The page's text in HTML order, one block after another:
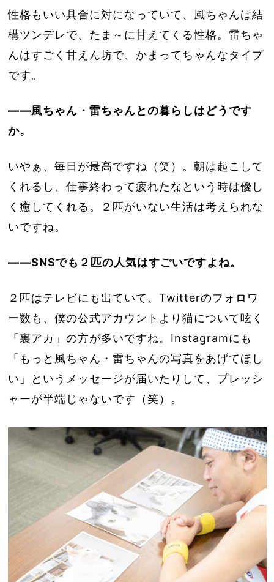
性格もいい具合に対になっていて、風ちゃんは結
構ツンデレで、たま～に甘えてくる性格。雷ちゃ
んはすごく甘えん坊で、かまってちゃんなタイプ
です。
――風ちゃん・雷ちゃんとの暮らしはどうです
か。
いやぁ、毎日が最高ですね（笑）。朝は起こして
くれるし、仕事終わって疲れたなという時は優し
く癒してくれる。２匹がいない生活は考えられな
いですね。
――SNSでも２匹の人気はすごいですよね。
２匹はテレビにも出ていて、Twitterのフォロワ
ー数も、僕の公式アカウントより猫について呟く
「裏アカ」の方が多いですね。Instagramにも
「もっと風ちゃん・雷ちゃんの写真をあげてほし
い」というメッセージが届いたりして、プレッシ
ャーが半端じゃないです（笑）。